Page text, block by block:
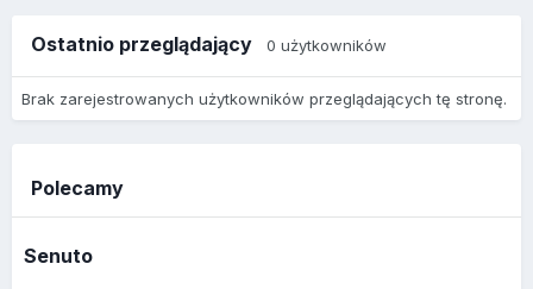
Ostatnio przeglądający 0 użytkowników
Brak zarejestrowanych użytkowników przeglądających tę stronę.
Polecamy
Senuto